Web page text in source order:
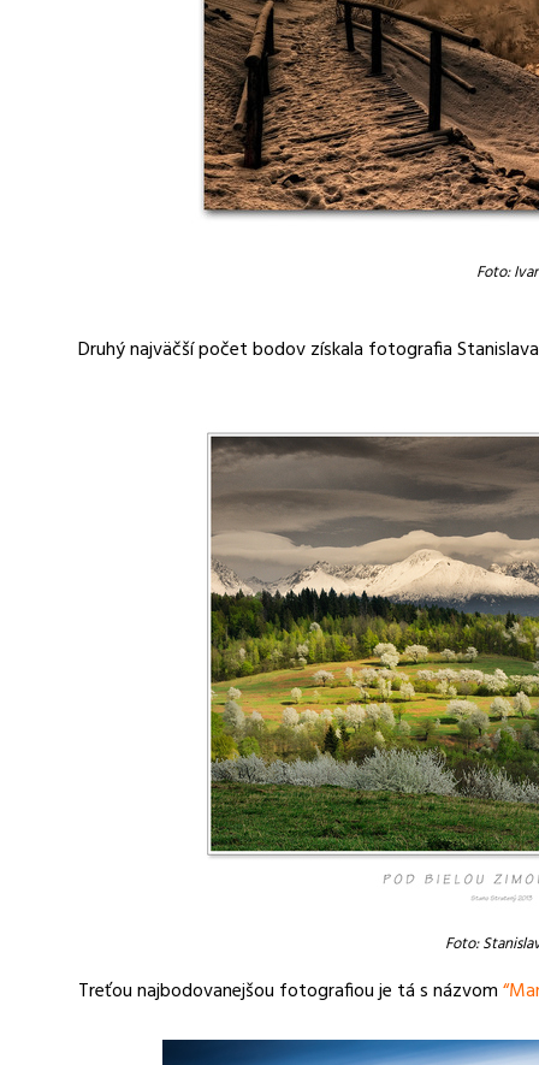
Foto:
Druhý najväčší počet bodov získala fotografia
Foto:
Treťou najbodovanejšou fotografiou je tá s názvom